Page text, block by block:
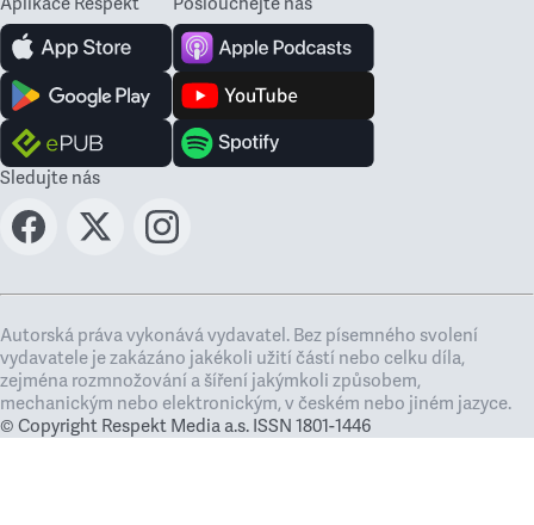
Sledujte nás
Autorská práva vykonává vydavatel. Bez písemného svolení
vydavatele je zakázáno jakékoli užití částí nebo celku díla,
zejména rozmnožování a šíření jakýmkoli způsobem,
mechanickým nebo elektronickým, v českém nebo jiném jazyce.
© Copyright Respekt Media a.s. ISSN 1801-1446